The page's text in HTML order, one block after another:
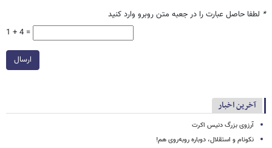
* لطفا حاصل عبارت را در جعبه متن روبرو وارد کنید
1 + 4 =
ارسال
آخرین اخبار
آرزوی بزرگ دنیس اکرت
نکونام و استقلال، دوباره روبه‌روی هم!